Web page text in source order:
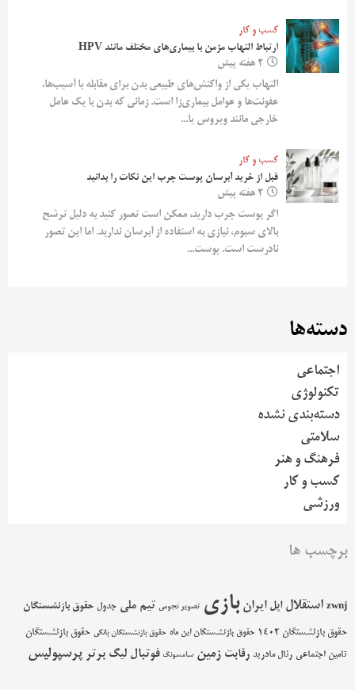
کسب و کار
ارتباط التهاب مزمن با بیماری‌های مختلف مانند HPV
2 هفته پیش
التهاب یکی از واکنش‌های طبیعی بدن برای مقابله با آسیب‌ها،
عفونت‌ها و عوامل بیماری‌زا است. زمانی که بدن با یک عامل
خارجی مانند ویروس یا...
کسب و کار
قبل از خرید آبرسان پوست چرب این نکات را بدانید
2 هفته پیش
اگر پوست چرب دارید، ممکن است تصور کنید به دلیل ترشح
بالای سبوم، نیازی به استفاده از آبرسان ندارید. اما این تصور
نادرست است. پوست...
دسته‌ها
اجتماعی
تکنولوژی
دسته‌بندی نشده
سلامتی
فرهنگ و هنر
کسب و کار
ورزشی
برچسب ها
zwnj استقلال اپل ایران بازی تصویر نجومی تیم ملی جدول حقوق بازنشستگان
حقوق بازنشستگان 1402 حقوق بازنشستگان این ماه حقوق بازنشستگان بانکی حقوق بازنشستگان
تامین اجتماعی رئال مادرید رقابت زمین سامسونگ فوتبال لیگ برتر پرسپولیس